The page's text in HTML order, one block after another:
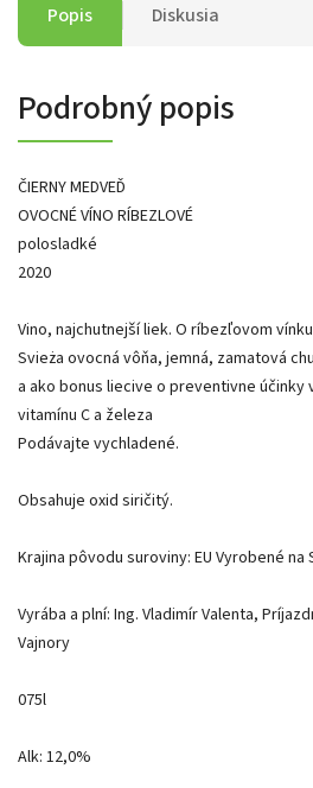
Popis Diskusia
Podrobný popis
ČIERNY MEDVEĎ
OVOCNÉ VÍNO RÍBEZLOVÉ
polosladké
2020
Vino, najchutnejší liek. O ríbezľovom
Svieża ovocná vôňa, jemná, zamatová
a ako bonus liecive o preventivne
vitamínu C a železa
Podávajte vychladené.
Obsahuje oxid siričitý.
Krajina pôvodu suroviny: EU Vyrobené na
Vyrába a plní: Ing. Vladimír Valenta,
Vajnory
075l
Alk: 12,0%